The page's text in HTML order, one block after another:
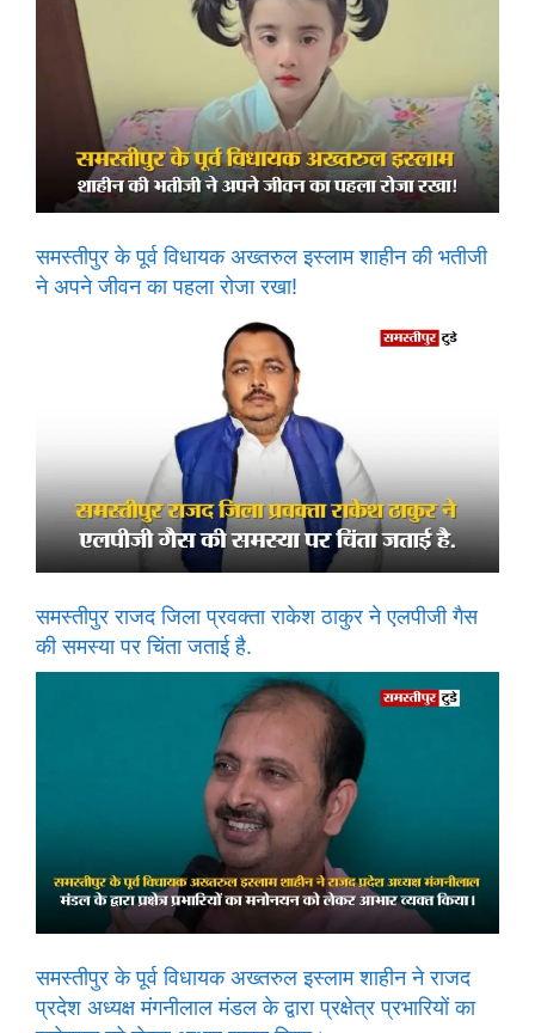
समस्तीपुर के पूर्व विधायक अख्तरुल इस्लाम शाहीन की भतीजी
ने अपने जीवन का पहला रोजा रखा!
समस्तीपुर राजद जिला प्रवक्ता राकेश ठाकुर ने एलपीजी गैस
की समस्या पर चिंता जताई है.
समस्तीपुर के पूर्व विधायक अख्तरुल इस्लाम शाहीन ने राजद
प्रदेश अध्यक्ष मंगनीलाल मंडल के द्वारा प्रक्षेत्र प्रभारियों का